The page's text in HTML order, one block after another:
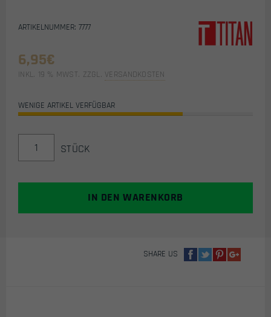
ARTIKELNUMMER: 7777
6,95€
INKL. 19 % MWST. ZZGL. VERSANDKOSTEN
WENIGE ARTIKEL VERFÜGBAR
KLETTPATCH
STÜCK
IN DEN WARENKORB
SHARE US